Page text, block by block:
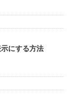
にする方法